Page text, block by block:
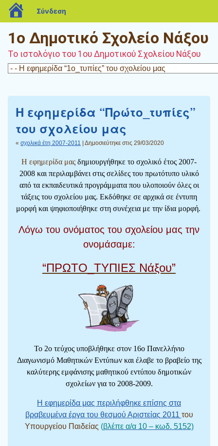
1ο Δημοτικό Σχολείο Νάξου
Το ιστολόγιο του 1ου Δημοτικού Σχολείου Νάξου
Η εφημερίδα “Πρώτο_τυπίες”
του σχολείου μας
« σχολικά έτη 2007-2011 | Δημοσιεύτηκε στις 29/03/2020
Η εφημερίδα μας δημιουργήθηκε το σχολικό έτος 2007-
2008 και περιλαμβάνει στις σελίδες του πρωτότυπο υλικό
από τα εκπαιδευτικά προγράμματα που υλοποιούν όλες οι
τάξεις του σχολείου μας. Εκδόθηκε σε αρχικά σε έντυπη
μορφή και ψηφιοποιήθηκε στη συνέχεια με την ίδια μορφή.
Λόγω του ονόματος του σχολείου μας την
ονομάσαμε:
“ΠΡΩΤΟ_ΤΥΠΙΕΣ Νάξου”
Το 2ο τεύχος υποβλήθηκε στον 16ο Πανελλήνιο
Διαγωνισμό Μαθητικών Εντύπων και έλαβε το βραβείο της
καλύτερης εμφάνισης μαθητικού εντύπου δημοτικών
σχολείων για το 2008-2009.
Η εφημερίδα μας περιλήφθηκε επίσης στα
βραβευμένα έργα του θεσμού Αριστείας 2011 του
Υπουργείου Παιδείας (βλέπε α/α 10 – κωδ. 5152)
blogs.sch.gr
Σύνδεση